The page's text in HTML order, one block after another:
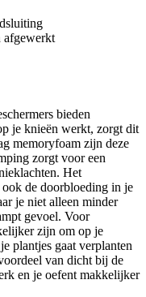
afgewerkt
bieden
je knieën werkt, zorgt dit
memoryfoam zijn deze
zorgt voor een
Het
de doorbloeding in je
je niet alleen minder
gevoel. Voor
zijn om op je
plantjes gaat verplanten
van dicht bij de
en je oefent makkelijker